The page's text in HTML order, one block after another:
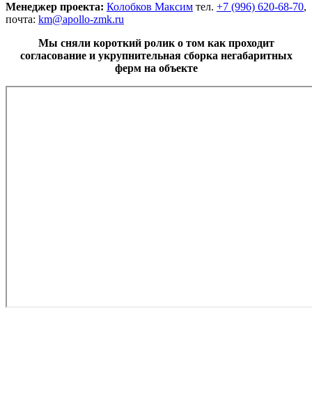
Менеджер проекта: Колобков Максим тел. +7 (996) 620-68-70,
почта: km@apollo-zmk.ru
Мы сняли короткий ролик о том как проходит
согласование и укрупнительная сборка негабаритных
ферм на объекте